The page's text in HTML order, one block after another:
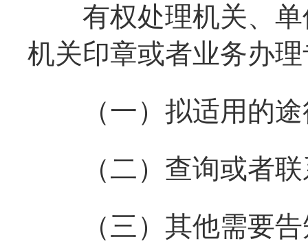
有权处理机关、单
机关印章或者业务办
（一）拟适用的途
（二）查询或者联
（三）其他需要告